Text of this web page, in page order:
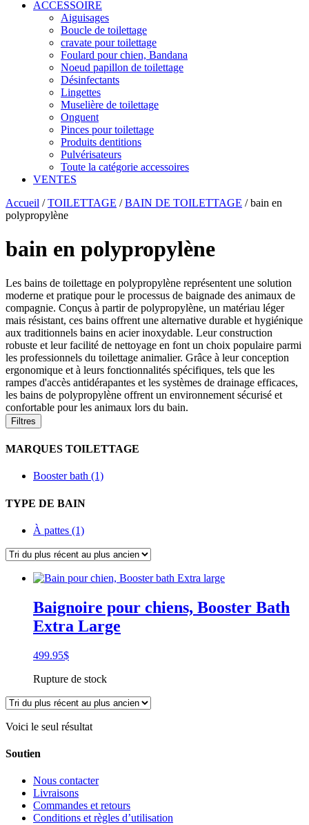
ACCESSOIRE
Aiguisages
Boucle de toilettage
cravate pour toilettage
Foulard pour chien, Bandana
Noeud papillon de toilettage
Désinfectants
Lingettes
Muselière de toilettage
Onguent
Pinces pour toilettage
Produits dentitions
Pulvérisateurs
Toute la catégorie accessoires
VENTES
Accueil /TOILETTAGE /BAIN DE TOILETTAGE /bain en
polypropylène
bain en polypropylène
Les bains de toilettage en polypropylène représentent une solution
moderne et pratique pour le processus de baignade des animaux de
compagnie. Conçus à partir de polypropylène, un matériau léger
mais résistant, ces bains offrent une alternative durable et hygiénique
aux traditionnels bains en acier inoxydable. Leur construction
robuste et leur facilité de nettoyage en font un choix populaire parmi
les professionnels du toilettage animalier. Grâce à leur conception
ergonomique et à leurs fonctionnalités spécifiques, tels que les
rampes d'accès antidérapantes et les systèmes de drainage efficaces,
les bains de polypropylène offrent un environnement sécurisé et
confortable pour les animaux lors du bain.
Filtres
MARQUES TOILETTAGE
Booster bath (1)
TYPE DE BAIN
À pattes (1)
Baignoire pour chiens, Booster Bath
Extra Large
499.95$
Rupture de stock
Voici le seul résultat
Soutien
Nous contacter
Livraisons
Commandes et retours
Conditions et règles d’utilisation